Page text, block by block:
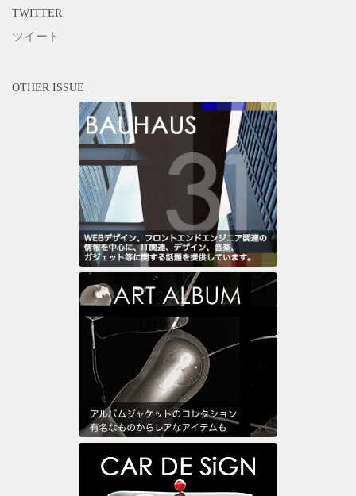
TWITTER
ツイート
OTHER ISSUE